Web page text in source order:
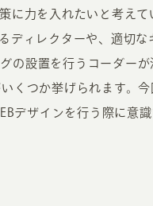
のホームページ制作
イアント専属チームによる
専門のライターがすべての
に力を入れたいと考えて
ディレクターや、適切な
の設置を行うコーダーが
くつか挙げられます。今
デザインを行う際に意